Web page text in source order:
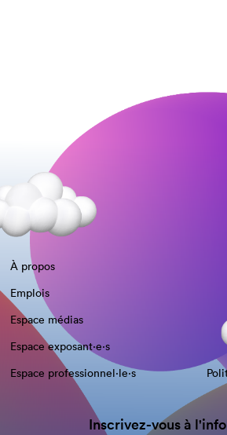
À propos
Emplois
Espace médias
Espace exposant·e⋅s
Espace professionnel·le⋅s
Inscrivez-vous à